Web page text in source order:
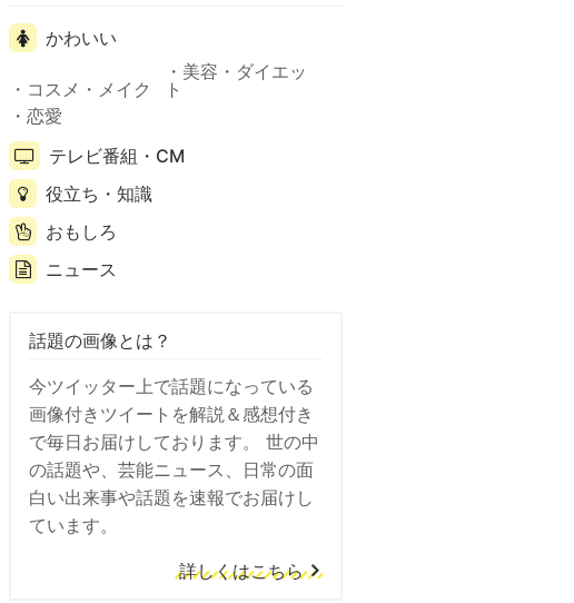
かわいい
コスメ・メイク
美容・ダイエッ
ト
恋愛
テレビ番組・CM
役立ち・知識
おもしろ
ニュース
話題の画像とは？
今ツイッター上で話題になっている
画像付きツイートを解説＆感想付き
で毎日お届けしております。 世の中
の話題や、芸能ニュース、日常の面
白い出来事や話題を速報でお届けし
ています。
詳しくはこちら